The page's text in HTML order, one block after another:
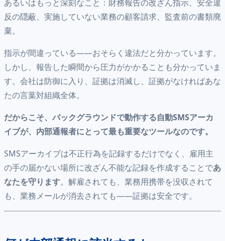
あるいはもっと深刻なこと：財務報告の改ざん指示、安全違
反の隠蔽、実施していない業務の顧客請求、監査前の書類廃
棄。
指示が間違っている——おそらく違法だと分かっています。
しかし、報告した瞬間から圧力がかかることも分かっていま
す。会社は防御に入り、証拠は消滅し、証拠がなければあな
たの言葉対組織全体。
だからこそ、バックグラウンドで動作する自動SMSアーカ
イブが、内部通報者にとって最も重要なツールなのです。
SMSアーカイブは不正行為を記録するだけでなく、雇用主
の手の届かない場所に改ざん不能な記録を作成することであ
なたを守ります。解雇されても、業務用携帯を没収されて
も、業務メールが消去されても——証拠は安全です。